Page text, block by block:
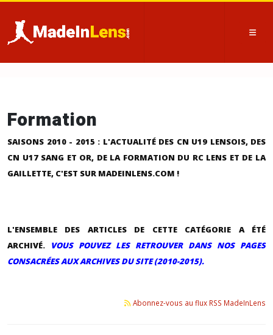
Formation
SAISONS 2010 - 2015 : L'ACTUALITÉ DES CN U19 LENSOIS, DES
CN U17 SANG ET OR, DE LA FORMATION DU RC LENS ET DE LA
GAILLETTE, C'EST SUR MADEINLENS.COM !
L'ENSEMBLE DES ARTICLES DE CETTE CATÉGORIE A ÉTÉ
ARCHIVÉ.
VOUS POUVEZ LES RETROUVER DANS NOS PAGES
CONSACRÉES AUX ARCHIVES DU SITE (2010-2015).
Abonnez-vous au flux RSS MadeInLens